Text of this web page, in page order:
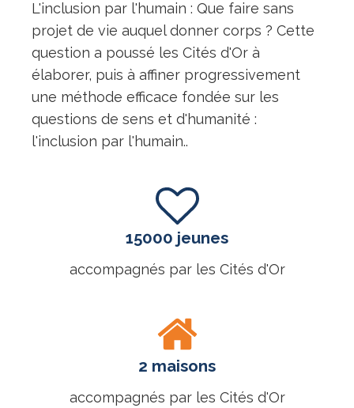
L'inclusion par l'humain : Que faire sans
projet de vie auquel donner corps ? Cette
question a poussé les Cités d'Or à
élaborer, puis à affiner progressivement
une méthode efficace fondée sur les
questions de sens et d'humanité :
l'inclusion par l'humain..
15000 jeunes
accompagnés par les Cités d'Or
2 maisons
accompagnés par les Cités d'Or